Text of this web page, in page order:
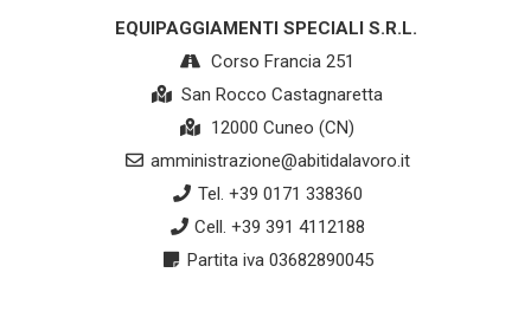
EQUIPAGGIAMENTI SPECIALI S.R.L.
Corso Francia 251
San Rocco Castagnaretta
12000 Cuneo (CN)
amministrazione@abitidalavoro.it
Tel. +39 0171 338360
Cell. +39 391 4112188
Partita iva 03682890045